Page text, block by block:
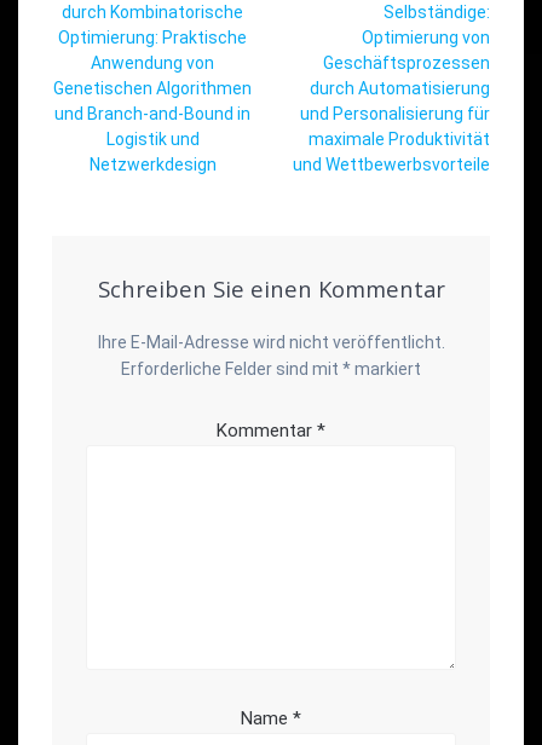
durch Kombinatorische
Optimierung: Praktische
Anwendung von
Genetischen Algorithmen
und Branch-and-Bound in
Logistik und
Netzwerkdesign
Selbständige:
Optimierung von
Geschäftsprozessen
durch Automatisierung
und Personalisierung für
maximale Produktivität
und Wettbewerbsvorteile
Schreiben Sie einen Kommentar
Ihre E-Mail-Adresse wird nicht veröffentlicht.
Erforderliche Felder sind mit *markiert
Kommentar *
Name *